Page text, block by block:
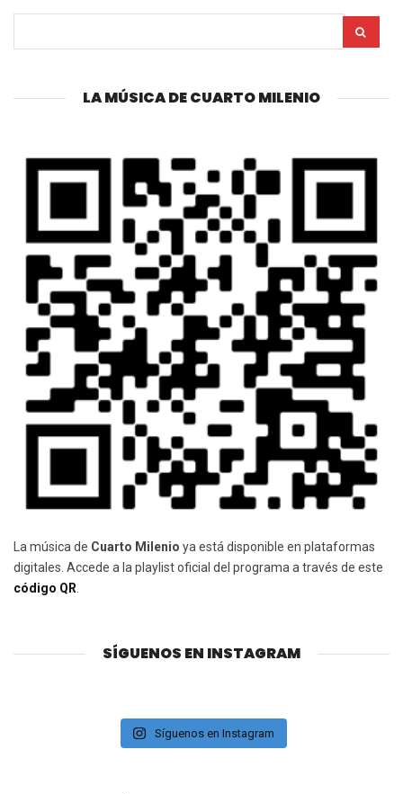
LA MÚSICA DE CUARTO MILENIO
La música de Cuarto Milenio ya está disponible en plataformas
digitales. Accede a la playlist oficial del programa a través de este
código QR
SÍGUENOS EN INSTAGRAM
Síguenos en Instagram